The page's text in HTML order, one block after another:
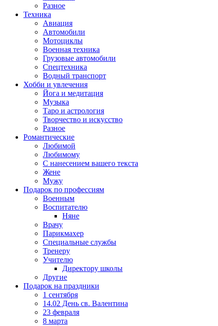
Разное
Техника
Авиация
Автомобили
Мотоциклы
Военная техника
Грузовые автомобили
Спецтехника
Водный транспорт
Хобби и увлечения
Йога и медитация
Музыка
Таро и астрология
Творчество и искусство
Разное
Романтические
Любимой
Любимому
С нанесением вашего текста
Жене
Мужу
Подарок по профессиям
Военным
Воспитателю
Няне
Врачу
Парикмахер
Специальные службы
Тренеру
Учителю
Директору школы
Другие
Подарок на праздники
1 сентября
14.02 День св. Валентина
23 февраля
8 марта